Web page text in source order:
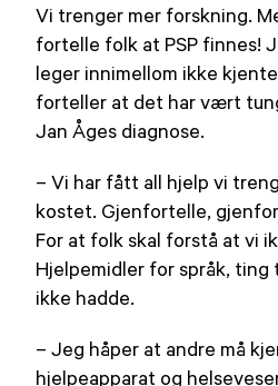
Vi trenger mer forskning.
fortelle folk at PSP finnes!
leger innimellom ikke
forteller at det har vært
Jan Åges diagnose.
– Vi har fått all hjelp vi
kostet. Gjenfortelle,
For at folk skal forstå at vi
Hjelpemidler for språk, ting
ikke hadde.
– Jeg håper at andre må
hjelpeapparat og